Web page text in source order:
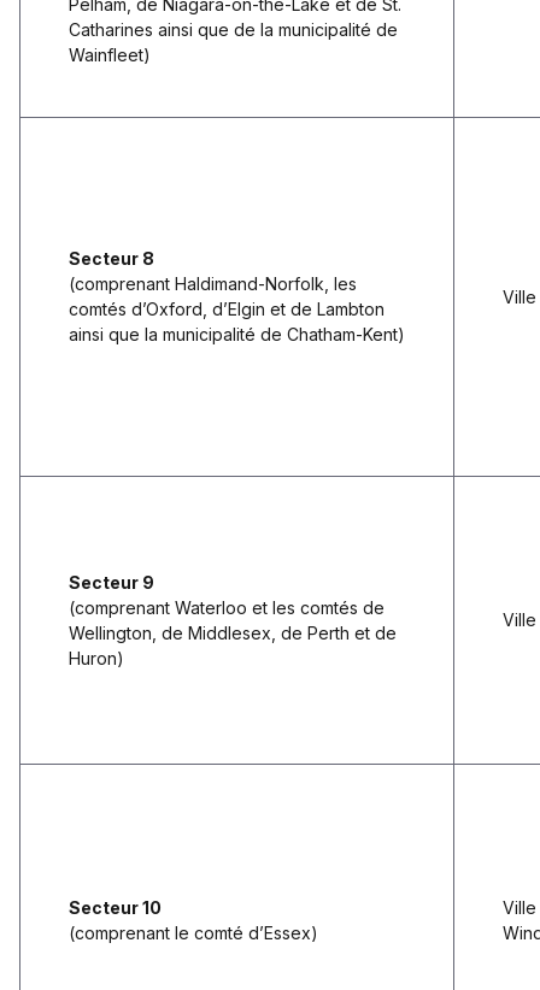
Catharines ainsi que de la municipalité de
Wainfleet)
Secteur 8
(comprenant Haldimand-Norfolk, les
comtés d’Oxford, d’Elgin et de Lambton
ainsi que la municipalité de Chatham-Kent)
Ville
Secteur 9
(comprenant Waterloo et les comtés de
Wellington, de Middlesex, de Perth et de
Huron)
Secteur 10
(comprenant le comté d’Essex)